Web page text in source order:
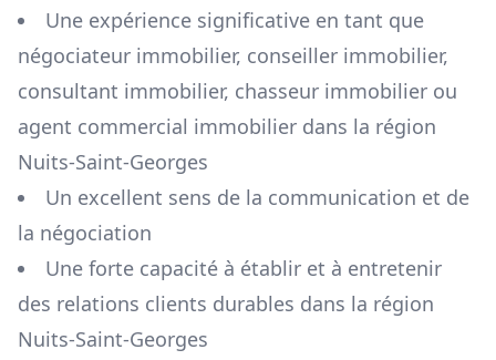
Une expérience significative en tant que
négociateur immobilier, conseiller immobilier,
consultant immobilier, chasseur immobilier ou
agent commercial immobilier dans la région
Nuits-Saint-Georges
Un excellent sens de la communication et de
la négociation
Une forte capacité à établir et à entretenir
des relations clients durables dans la région
Nuits-Saint-Georges